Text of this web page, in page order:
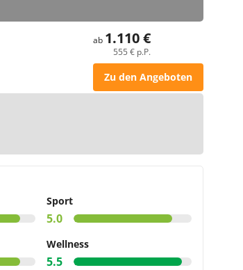
ab 1.110 €
555 € p.P.
Zu den Angeboten
Sport
5.0
Wellness
5.5